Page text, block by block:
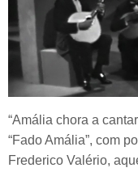
“Amália chora a
“Fado Amália”, com
Frederico Valério,